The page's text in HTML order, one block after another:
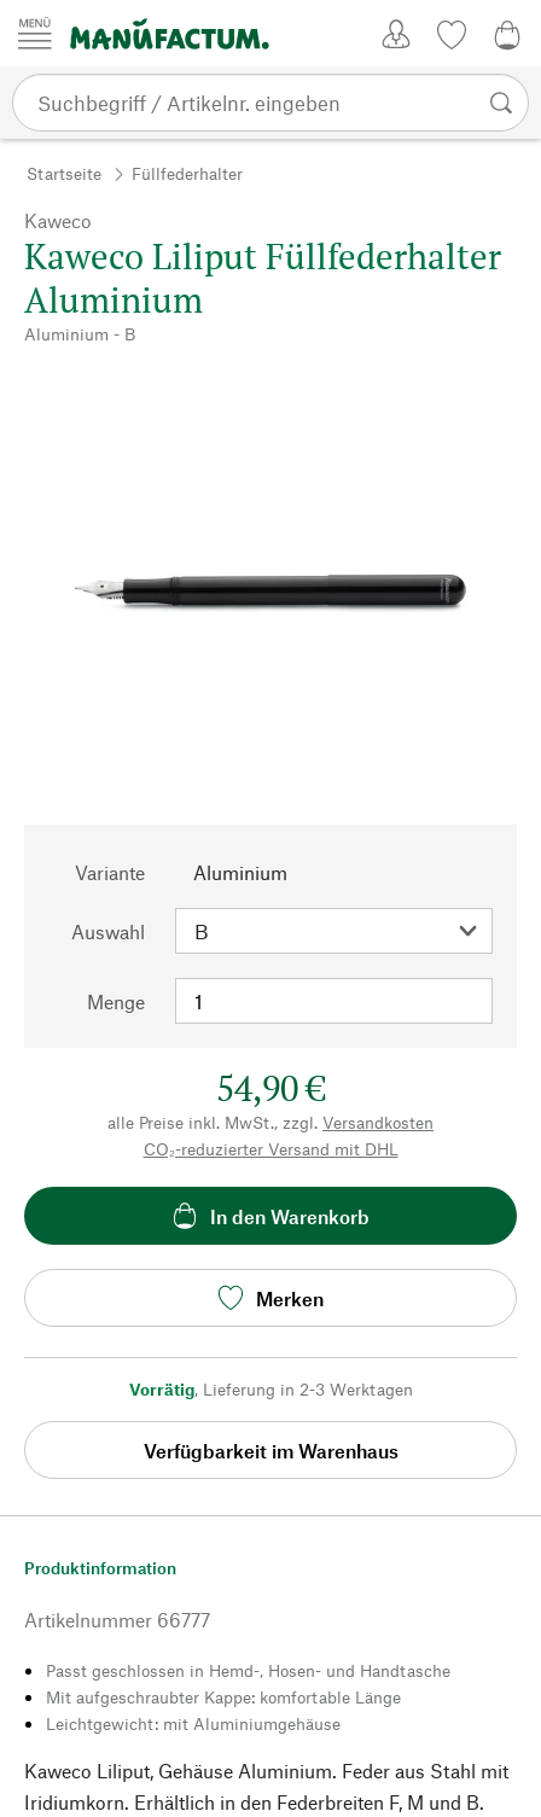
Zum Inhalt springen
Startseite Füllfederhalter
Kaweco
Kaweco ­Liliput Füllfederhalter
Aluminium
Aluminium - B
Variante Aluminium
Auswahl
Menge
54,90 €
alle Preise inkl. MwSt., zzgl. Versandkosten
CO₂-reduzierter Versand mit DHL
In den Warenkorb
Merken
Vorrätig, Lieferung in 2-3 Werktagen
Verfügbarkeit im Warenhaus
Produktinformation
Artikelnummer 66777
Passt geschlossen in Hemd-, Hosen- und Handtasche
Mit aufgeschraubter Kappe: komfortable Länge
Leichtgewicht: mit Aluminiumgehäuse
Kaweco Liliput, Gehäuse Aluminium. Feder aus Stahl mit
Iridiumkorn. Erhältlich in den Federbreiten F, M und B.